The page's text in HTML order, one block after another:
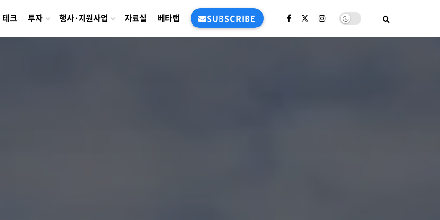
테크 투자 행사·지원사업 자료실 베타랩 SUBSCRIBE